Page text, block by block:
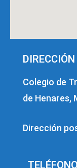
DIRECCIÓN
Colegio de
de Henares,
Dirección
TELÉFONO